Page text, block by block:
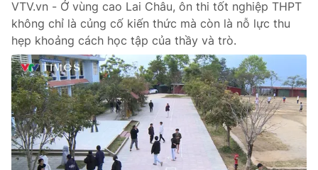
VTV.vn - Ở vùng cao Lai Châu, ôn thi tốt nghiệp THPT
không chỉ là củng cố kiến thức mà còn là nỗ lực thu
hẹp khoảng cách học tập của thầy và trò.